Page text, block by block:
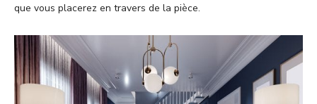
que vous placerez en travers de la pièce.